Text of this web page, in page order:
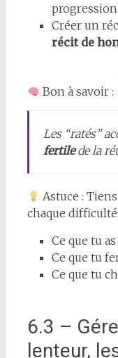
progression.
Créer un
récit de
Bon à savoir :
Les “ratés”
fertilede la
Astuce :
chaque
Ce que tu
Ce que tu
Ce que tu
6.3 –
lenteur,